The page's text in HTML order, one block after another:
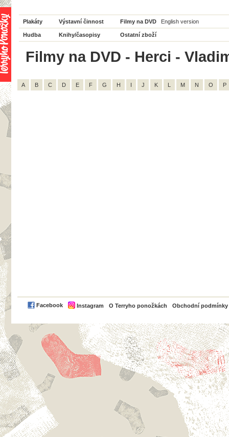
Plakáty Výstavní činnost Filmy na DVD English version
Hudba Knihy/časopisy Ostatní zboží
Filmy na DVD - Herci -
A B C D E F G H I J K L M N O P
Facebook Instagram O Terryho ponožkách Obchodní podmínky
PayPal